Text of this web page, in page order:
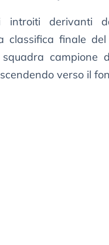
introiti derivanti
classifica finale
campione
verso il